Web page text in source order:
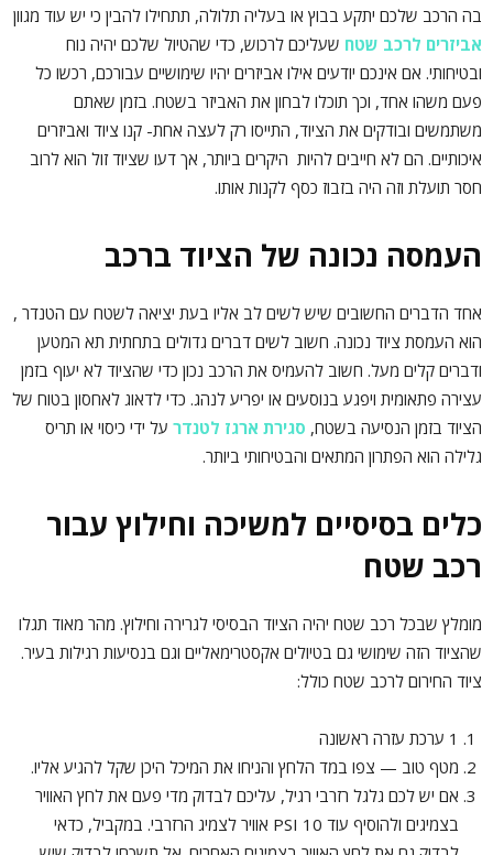
בה הרכב שלכם יתקע בבוץ או בעליה תלולה, תתחילו להבין כי יש עוד מגוון
אביזרים לרכב שטח שעליכם לרכוש, כדי שהטיול שלכם יהיה נוח
ובטיחותי. אם אינכם יודעים אילו אביזרים יהיו שימושיים עבורכם, רכשו כל
פעם משהו אחד, וכך תוכלו לבחון את האביזר בשטח. בזמן שאתם
משתמשים ובודקים את הציוד, התייסו רק לעצה אחת- קנו ציוד ואביזרים
איכותיים. הם לא חייבים להיות היקרים ביותר, אך דעו שציוד זול הוא לרוב
חסר תועלת וזה היה בזבוז כסף לקנות אותו.
העמסה נכונה של הציוד ברכב
אחד הדברים החשובים שיש לשים לב אליו בעת יציאה לשטח עם הטנדר ,
הוא העמסת ציוד נכונה. חשוב לשים דברים גדולים בתחתית תא המטען
ודברים קלים מעל. חשוב להעמיס את הרכב נכון כדי שהציוד לא יעוף בזמן
עצירה פתאומית ויפגע בנוסעים או יפריע לנהג. כדי לדאוג לאחסון בטוח של
הציוד בזמן הנסיעה בשטח, סגירת ארגז לטנדר על ידי כיסוי או תריס
גלילה הוא הפתרון המתאים והבטיחותי ביותר.
כלים בסיסיים למשיכה וחילוץ עבור
רכב שטח
מומלץ שבכל רכב שטח יהיה הציוד הבסיסי לגרירה וחילוץ. מהר מאוד תגלו
שהציוד הזה שימושי גם בטיולים אקסטרימאליים וגם בנסיעות רגילות בעיר.
ציוד החירום לרכב שטח כולל:
1 ערכת עזרה ראשונה
מטף טוב — צפו במד הלחץ והניחו את המיכל היכן שקל להגיע אליו.
אם יש לכם גלגל רזרבי רגיל, עליכם לבדוק מדי פעם את לחץ האוויר
בצמיגים ולהוסיף עוד 10 PSI אוויר לצמיג הרזרבי. במקביל, כדאי